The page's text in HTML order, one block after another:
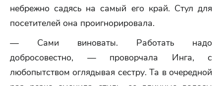
небрежно садясь на самый его край. Стул для
посетителей она проигнорировала.
— Сами виноваты. Работать надо
добросовестно, — проворчала Инга, с
любопытством оглядывая сестру. Та в очередной